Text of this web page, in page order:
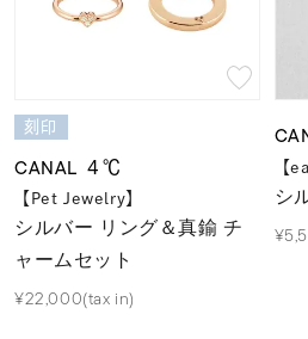
刻印
CANAL ４℃
【Pet Jewelry】
シルバー リング＆真鍮 チ
ャームセット
¥22,000(tax in)
【
シ